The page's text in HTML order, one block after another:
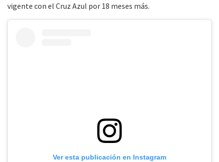
vigente con el Cruz Azul por 18 meses más.
Ver esta publicación en Instagram